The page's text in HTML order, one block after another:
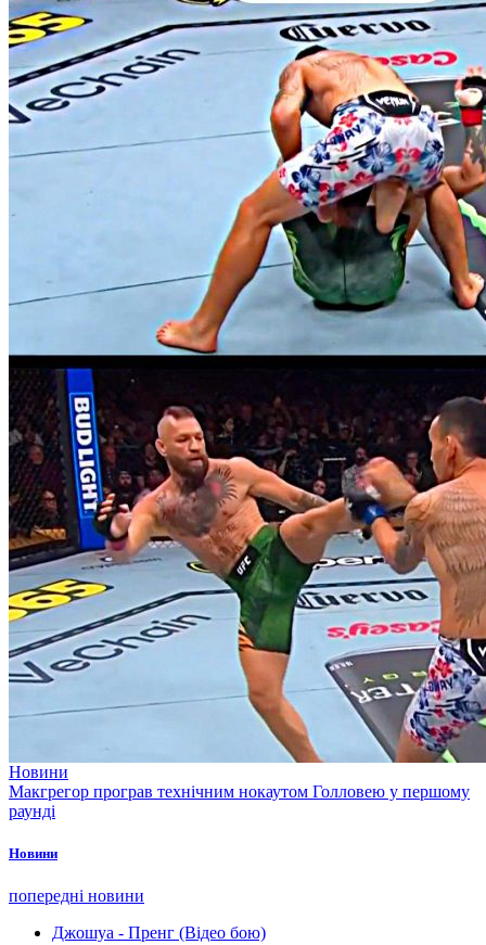
Новини
Макгрегор програв технічним нокаутом Голловею у першому
раунді
Новини
попередні новини
Джошуа - Пренг (Відео бою)